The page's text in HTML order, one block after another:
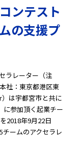
ンテスト
の支援プ
ラレーター（注
社：東京都港区東
は宇都宮市と共に
に参加頂く起業チー
2018年9月22日
チームのアクセラレ